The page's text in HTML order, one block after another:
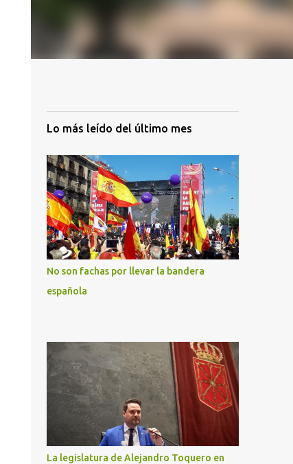
Lo más leído del último mes
No son fachas por llevar la bandera
española
La legislatura de Alejandro Toquero en